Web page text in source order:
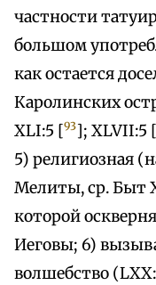
частности
большом
как остается
Каролинских
XLI:5 [93]; XLVII:5
5) религиозная
Мелиты, ср. Быт
которой
Иеговы; 6)
волшебство (LXX: